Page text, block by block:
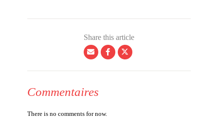
Share this article
Commentaires
There is no comments for now.